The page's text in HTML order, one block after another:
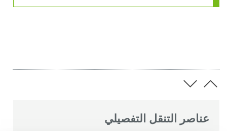
عناصر التنقل التفصيلي